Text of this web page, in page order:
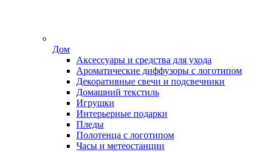
Дом
Аксессуары и средства для ухода
Ароматические диффузоры с логотипом
Декоративные свечи и подсвечники
Домашний текстиль
Игрушки
Интерьерные подарки
Пледы
Полотенца с логотипом
Часы и метеостанции